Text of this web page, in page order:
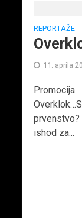
REPORTAŽE
11. aprila
ishod za...